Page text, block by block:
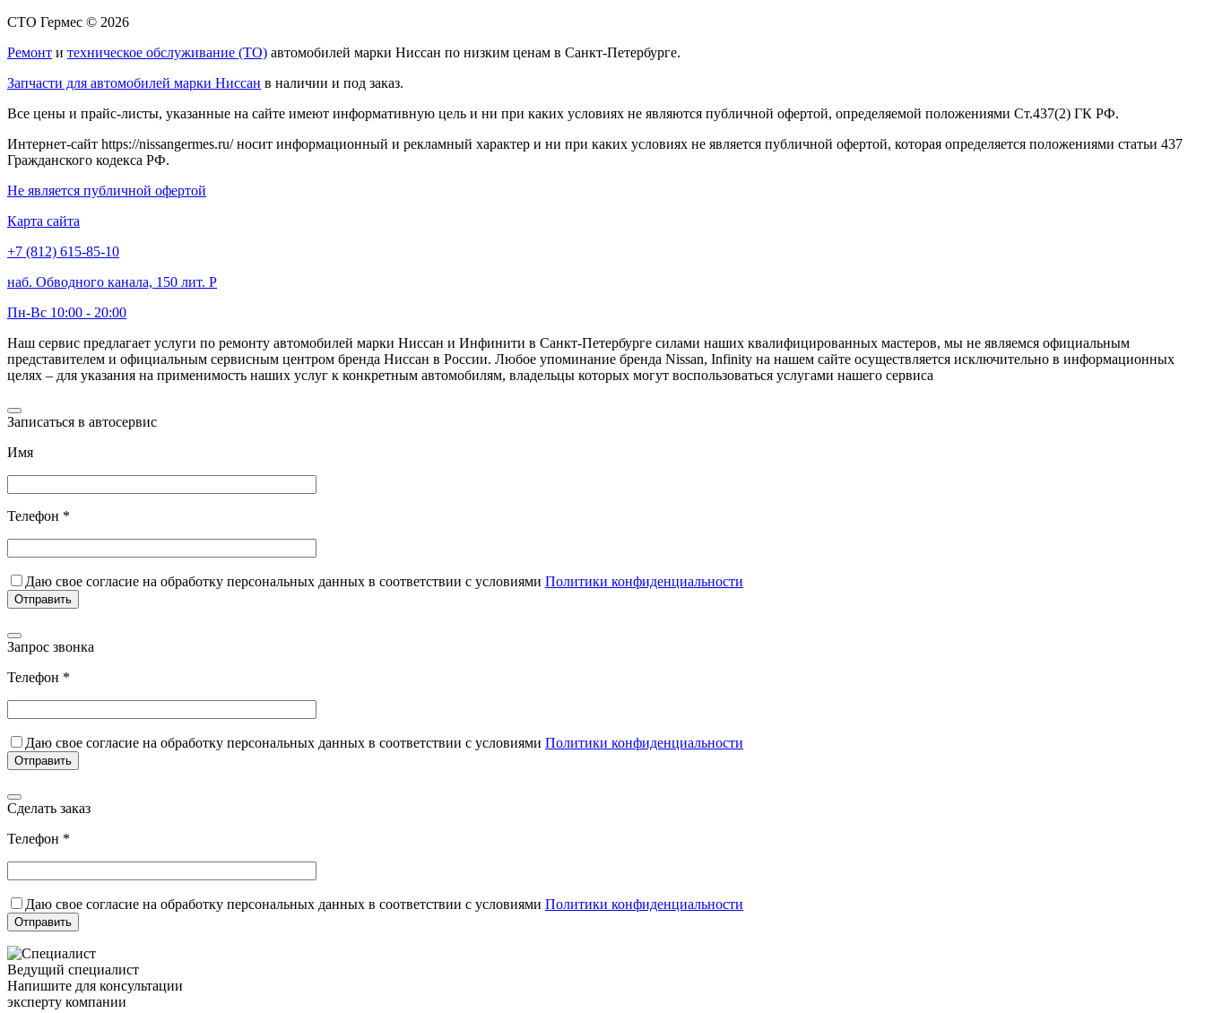
СТО Гермес © 2026
Ремонт и техническое обслуживание (ТО) автомобилей марки Ниссан по низким ценам в Санкт-Петербурге.
Запчасти для автомобилей марки Ниссан в наличии и под заказ.
Все цены и прайс-листы, указанные на сайте имеют информативную цель и ни при каких условиях не являются публичной офертой, определяемой положениями Ст.437(2) ГК РФ.
Интернет-сайт https://nissangermes.ru/ носит информационный и рекламный характер и ни при каких условиях не является публичной офертой, которая определяется положениями статьи 437
Гражданского кодекса РФ.
Не является публичной офертой
Карта сайта
+7 (812) 615-85-10
наб. Обводного канала, 150 лит. Р
Пн-Вс 10:00 - 20:00
Наш сервис предлагает услуги по ремонту автомобилей марки Ниссан и Инфинити в Санкт-Петербурге силами наших квалифицированных мастеров, мы не являемся официальным
представителем и официальным сервисным центром бренда Ниссан в России. Любое упоминание бренда Nissan, Infinity на нашем сайте осуществляется исключительно в информационных
целях – для указания на применимость наших услуг к конкретным автомобилям, владельцы которых могут воспользоваться услугами нашего сервиса
Записаться в автосервис
Имя
Телефон *
Даю свое согласие на обработку персональных данных в соответствии с условиями Политики конфиденциальности
Запрос звонка
Телефон *
Даю свое согласие на обработку персональных данных в соответствии с условиями Политики конфиденциальности
Сделать заказ
Телефон *
Даю свое согласие на обработку персональных данных в соответствии с условиями Политики конфиденциальности
Ведущий специалист
Напишите для консультации
эксперту компании